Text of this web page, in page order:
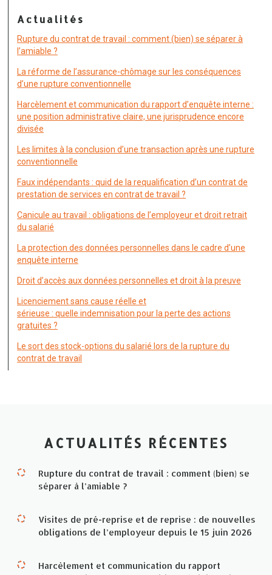
Actualités
Rupture du contrat de travail : comment (bien) se séparer à
l’amiable ?
La réforme de l’assurance-chômage sur les conséquences
d’une rupture conventionnelle
Harcèlement et communication du rapport d’enquête interne :
une position administrative claire, une jurisprudence encore
divisée
Les limites à la conclusion d’une transaction après une rupture
conventionnelle
Faux indépendants : quid de la requalification d’un contrat de
prestation de services en contrat de travail ?
Canicule au travail : obligations de l’employeur et droit retrait
du salarié
La protection des données personnelles dans le cadre d’une
enquête interne
Droit d’accès aux données personnelles et droit à la preuve
Licenciement sans cause réelle et
sérieuse : quelle indemnisation pour la perte des actions
gratuites ?
Le sort des stock-options du salarié lors de la rupture du
contrat de travail
ACTUALITÉS RÉCENTES
Rupture du contrat de travail : comment (bien) se
séparer à l’amiable ?
Visites de pré-reprise et de reprise : de nouvelles
obligations de l’employeur depuis le 15 juin 2026
Harcèlement et communication du rapport